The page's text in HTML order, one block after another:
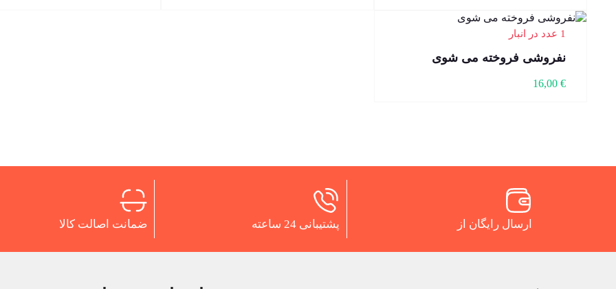
1 عدد در انبار
نفروشی فروخته می شوی
16,00 €
ارسال رایگان از پشتیبانی 24 ساعته ضمانت اصالت کالا
.